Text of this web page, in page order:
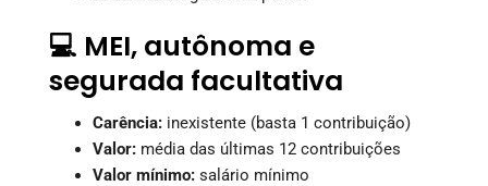
💻 MEI, autônoma e
segurada facultativa
Carência: inexistente (basta 1 contribuição)
Valor: média das últimas 12 contribuições
Valor mínimo: salário mínimo